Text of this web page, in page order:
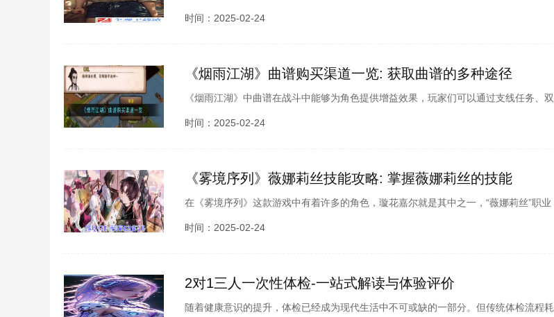
的重要一环。尤其是那些一面膜从胸口到脸部覆盖的产品，逐渐成为了一种潮流。面对
时间：2025-02-24
《烟雨江湖》曲谱购买渠道一览: 获取曲谱的多种途径
《烟雨江湖》中曲谱在战斗中能够为角色提供增益效果，玩家们可以通过支线任务、双
王镇的铃音阁等方法获取，接下来小编就为大家带来详细的购买渠道，感兴趣的伙伴们
时间：2025-02-24
《雾境序列》薇娜莉丝技能攻略: 掌握薇娜莉丝的技能
在《雾境序列》这款游戏中有着许多的角色，璇花嘉尔就是其中之一，“薇娜莉丝”职业
是灵术，属于柯米提斯，那么雾境序列薇娜莉丝怎么样?接下来就由小编给大家带来了
时间：2025-02-24
2对1三人一次性体检-一站式解读与体验评价
随着健康意识的提升，体检已经成为现代生活中不可或缺的一部分。但传统体检流程耗